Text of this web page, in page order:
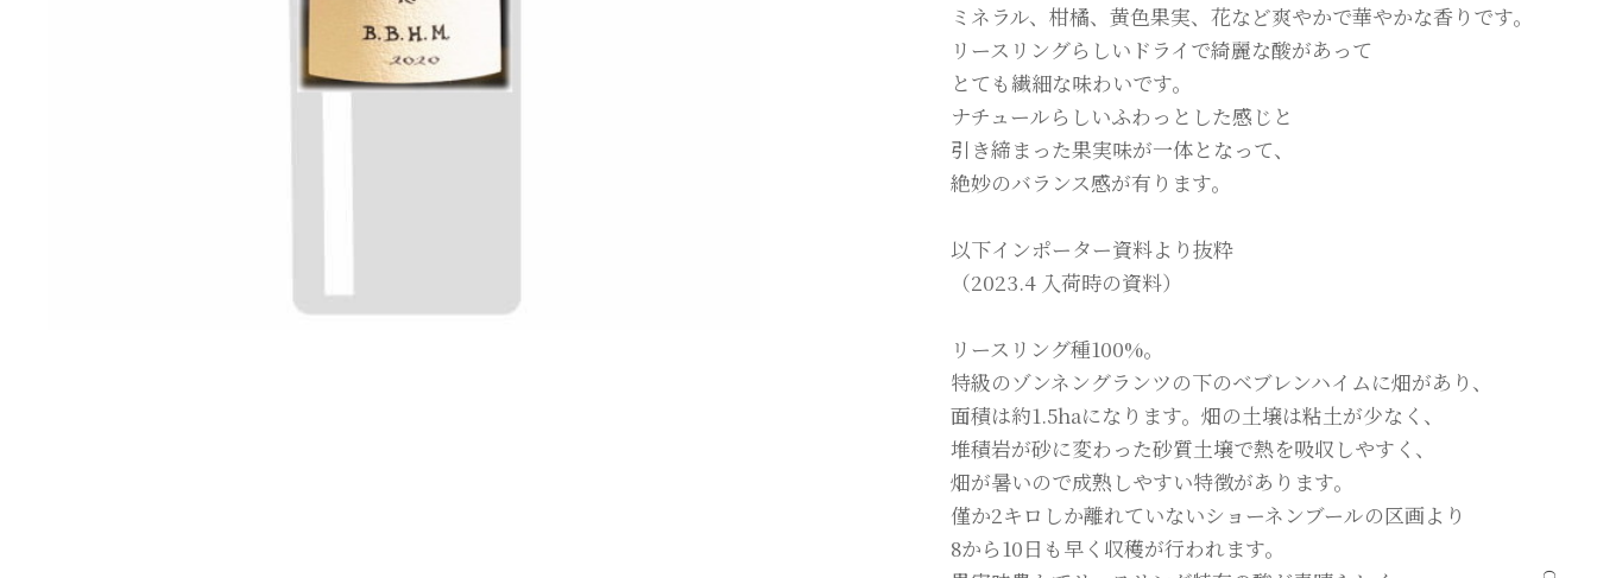
ミネラル、柑橘、黄色果実、花など爽やかで華やかな香りです。
リースリングらしいドライで綺麗な酸があって
とても繊細な味わいです。
ナチュールらしいふわっとした感じと
引き締まった果実味が一体となって、
絶妙のバランス感が有ります。
以下インポーター資料より抜粋
（2023.4 入荷時の資料）
リースリング種100%。
特級のゾンネングランツの下のベブレンハイムに畑があり、
面積は約1.5haになります。畑の土壌は粘土が少なく、
堆積岩が砂に変わった砂質土壌で熱を吸収しやすく、
畑が暑いので成熟しやすい特徴があります。
僅か2キロしか離れていないショーネンブールの区画より
8から10日も早く収穫が行われます。